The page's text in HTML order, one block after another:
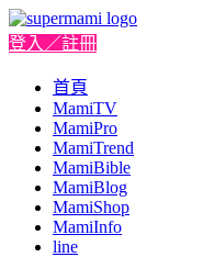
登入／註冊
首頁
MamiTV
MamiPro
MamiTrend
MamiBible
MamiBlog
MamiShop
MamiInfo
line